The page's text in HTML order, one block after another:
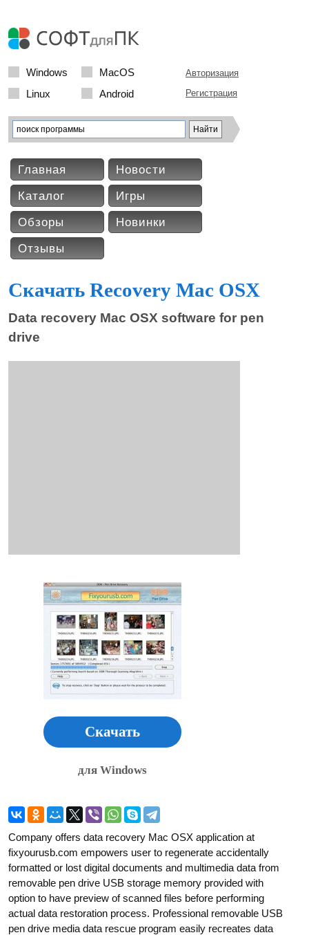
Windows
MacOS
Linux
Android
Авторизация
Регистрация
Главная
Новости
Каталог
Игры
Обзоры
Новинки
Отзывы
Скачать Recovery Mac OSX
Data recovery Mac OSX software for pen
drive
Скачать
для Windows
Company offers data recovery Mac OSX application at
fixyourusb.com empowers user to regenerate accidentally
formatted or lost digital documents and multimedia data from
removable pen drive USB storage memory provided with
option to have preview of scanned files before performing
actual data restoration process. Professional removable USB
pen drive media data rescue program easily recreates data